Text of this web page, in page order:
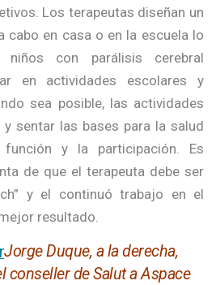
Los terapeutas diseñan un
cabo en casa o en la escuela lo
con parálisis cerebral
en actividades escolares y
sea posible, las actividades
y sentar las bases para la salud
y la participación. Es
de que el terapeuta debe ser
y el continuó trabajo en el
resultado.
Jorge Duque, a la derecha,
conseller de Salut a Aspace